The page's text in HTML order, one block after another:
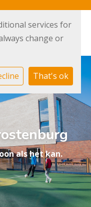
als het kan.
services for
change or
That's ok